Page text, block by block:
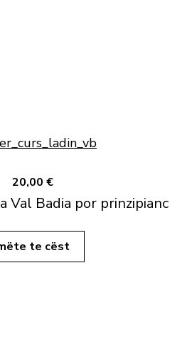
20,00 €
Val Badia por prinzipianc
te cëst